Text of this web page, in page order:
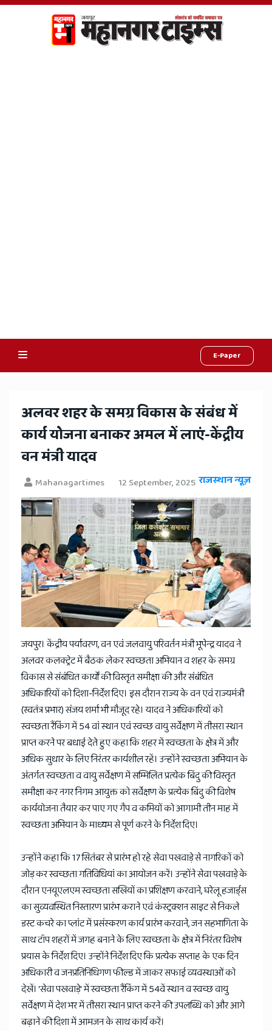
E-Paper
Hindi
News,
Hindi
Samachar,
Jaipur
Rajasthan
News
​अलवर शहर के समग्र विकास के संबंध में
कार्य योजना बनाकर अमल में लाएं-केंद्रीय
वन मंत्री यादव
Mahanagartimes 12 September, 2025 राजस्थान न्यूज़
जयपुर। केंद्रीय पर्यावरण, वन एवं जलवायु परिवर्तन मंत्री भूपेन्द्र यादव ने
अलवर कलक्ट्रेट में बैठक लेकर स्वच्छता अभियान व शहर के समग्र
विकास से संबंधित कार्यों की विस्तृत समीक्षा की और संबंधित
अधिकारियों को दिशा-निर्देश दिए। इस दौरान राज्य के वन एवं राज्यमंत्री
(स्वतंत्र प्रभार) संजय शर्मा भी मौजूद रहे। यादव ने अधिकारियों को
स्वच्छता रैंकिंग में 54 वां स्थान एवं स्वच्छ वायु सर्वेक्षण में तीसरा स्थान
प्राप्त करने पर बधाई देते हुए कहा कि शहर में स्वच्छता के क्षेत्र में और
अधिक सुधार के लिए निरंतर कार्यशील रहें। उन्होंने स्वच्छता अभियान के
अंतर्गत स्वच्छता व वायु सर्वेक्षण में सम्मिलित प्रत्येक बिंदु की विस्तृत
समीक्षा कर नगर निगम आयुक्त को सर्वेक्षण के प्रत्येक बिंदु की विशेष
कार्ययोजना तैयार कर पाए गए गैप व कमियों को आगामी तीन माह में
स्वच्छता अभियान के माध्यम से पूर्ण करने के निर्देश दिए।
उन्होंने कहा कि 17 सितंबर से प्रारंभ हो रहे सेवा पखवाड़े से नागरिकों को
जोड़ कर स्वच्छता गतिविधियां का आयोजन करें। उन्होंने सेवा पखवाड़े के
दौरान एनयूएलएम स्वच्छता सखियों का प्रशिक्षण करवाने, घरेलू हजार्ड्स
का सुव्यवस्थित निस्तारण प्रारंभ कराने एवं कंस्ट्रक्शन साइट से निकले
डस्ट कचरे का प्लांट में प्रसंस्करण कार्य प्रारंभ करवाने, जन सहभागिता के
साथ टॉप शहरों में जगह बनाने के लिए स्वच्छता के क्षेत्र में निरंतर विशेष
प्रयास के निर्देश दिए। उन्होंने निर्देश दिए कि प्रत्येक सप्ताह के एक दिन
अधिकारी व जनप्रतिनिधिगण फील्ड में जाकर सफाई व्यवस्थाओं को
देखें। ‘सेवा पखवाड़े‘ में स्वच्छता रैंकिंग में 54वें स्थान व स्वच्छ वायु
सर्वेक्षण में देश भर में तीसरा स्थान प्राप्त करने की उपलब्धि को और आगे
बढ़ाने की दिशा में आमजन के साथ कार्य करें।